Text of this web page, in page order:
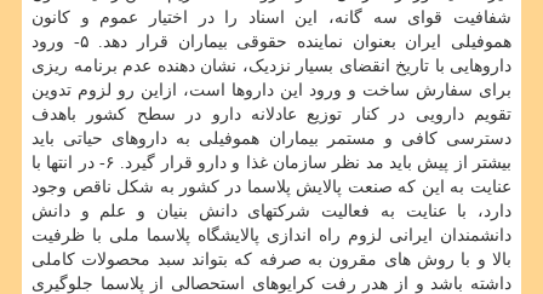
شفافیت قوای سه گانه، این اسناد را در اختیار عموم و کانون
هموفیلی ایران بعنوان نماینده حقوقی بیماران قرار دهد. ۵- ورود
داروهایی با تاریخ انقضای بسیار نزدیک، نشان دهنده عدم برنامه ریزی
برای سفارش ساخت و ورود این داروها است، ازاین رو لزوم تدوین
تقویم دارویی در کنار توزیع عادلانه دارو در سطح کشور باهدف
دسترسی کافی و مستمر بیماران هموفیلی به داروهای حیاتی باید
بیشتر از پیش باید مد نظر سازمان غذا و دارو قرار گیرد. ۶- در انتها با
عنایت به این که صنعت پالایش پلاسما در کشور به شکل ناقص وجود
دارد، با عنایت به فعالیت شرکتهای دانش بنیان و علم و دانش
دانشمندان ایرانی لزوم راه اندازی پالایشگاه پلاسما ملی با ظرفیت
بالا و با روش های مقرون به صرفه که بتواند سبد محصولات کاملی
داشته باشد و از هدر رفت کرایوهای استحصالی از پلاسما جلوگیری